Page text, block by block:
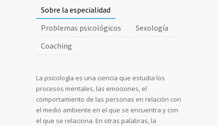
Sobre la especialidad
Problemas psicológicos
Sexología
Coaching
La psicología es una ciencia que estudia los
procesos mentales, las emociones, el
comportamiento de las personas en relación con
el medio ambiente en el que se encuentra y con
el que se relaciona. En otras palabras, la